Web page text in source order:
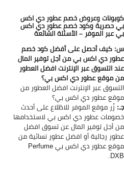
وعروض خصم عطور دي اكس
حصرية وكود خصم عطور دي اكس
عبر الموفر – الأسئلة الشائعة
كيف أحصل على أفضل كود خصم
دي اكس بي من أجل توفير المال
التسوق عبر الإنترنت افضل العطور
موقع عطور دي اكس بي؟
عبر الإنترنت افضل العطور من
عطور دي اكس بي؟
زُر موقع الموفر للاطّلاع على أحدث
عطور دي اكس بي لاستخدامها
أجل توفير المال عن تسوق افضل
رجالية أو افضل عطور نسائية من
موقع عطور دي اكس بي Perfume